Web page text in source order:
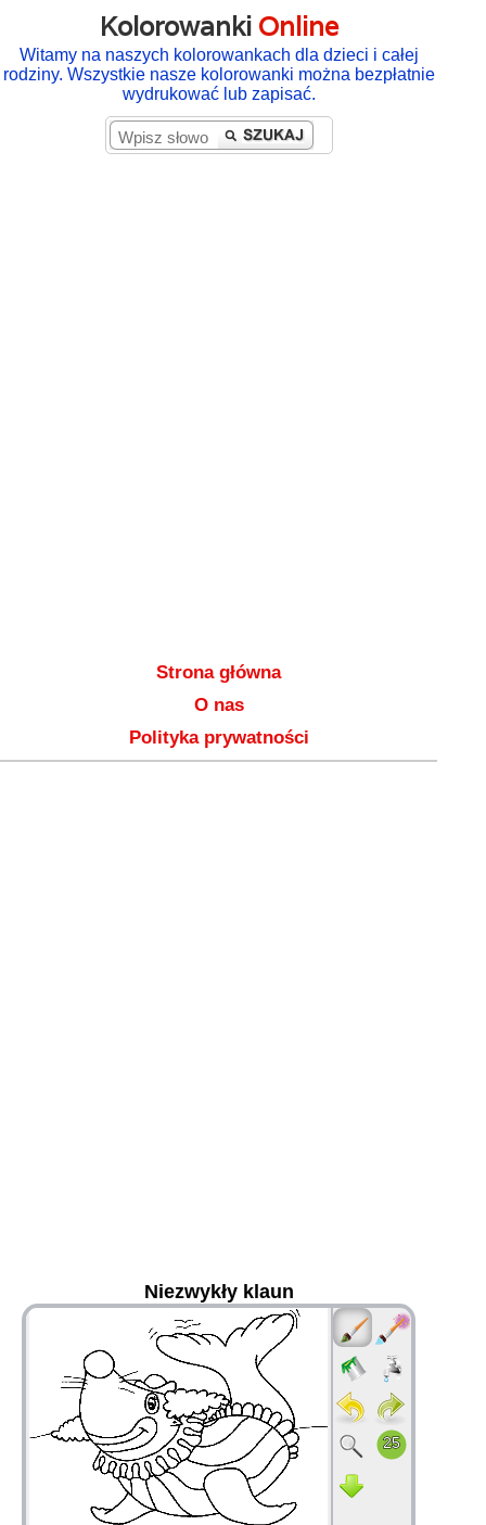
Kolorowanki Online
Witamy na naszych kolorowankach dla dzieci i całej
rodziny. Wszystkie nasze kolorowanki można bezpłatnie
wydrukować lub zapisać.
Strona główna
O nas
Polityka prywatności
Niezwykły klaun